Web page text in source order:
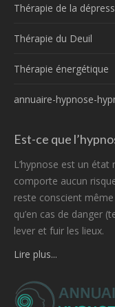
Thérapie de la
Thérapie du Deuil
Thérapie énergétique
annuaire-hypnose-
Est-ce que
L’hypnose est un
comporte aucun
reste conscient
qu’en cas de danger
lever et fuir les lieux.
Lire plus...